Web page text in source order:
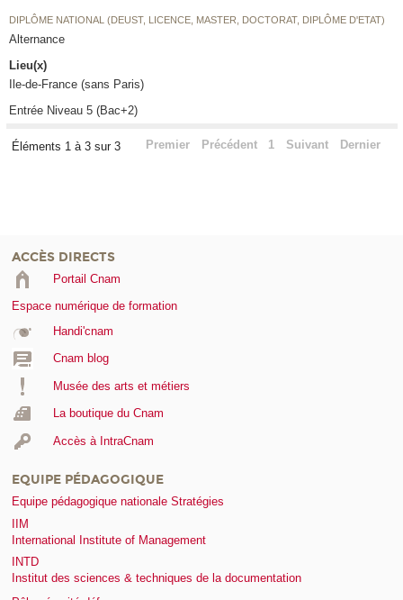
DIPLÔME NATIONAL (DEUST, LICENCE, MASTER, DOCTORAT, DIPLÔME D'ETAT)
Alternance
Lieu(x)
Ile-de-France (sans Paris)
Entrée Niveau 5 (Bac+2)
Éléments 1 à 3 sur 3 Premier Précédent 1 Suivant Dernier
ACCÈS DIRECTS
Portail Cnam
Espace numérique de formation
Handi'cnam
Cnam blog
Musée des arts et métiers
La boutique du Cnam
Accès à IntraCnam
EQUIPE PÉDAGOGIQUE
Equipe pédagogique nationale Stratégies
IIM
International Institute of Management
INTD
Institut des sciences & techniques de la documentation